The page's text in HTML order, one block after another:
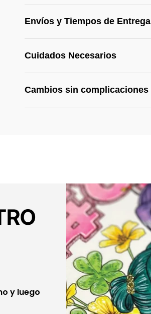
Envíos y Tiempos de Entrega
Cuidados Necesarios
Cambios sin complicaciones
y luego